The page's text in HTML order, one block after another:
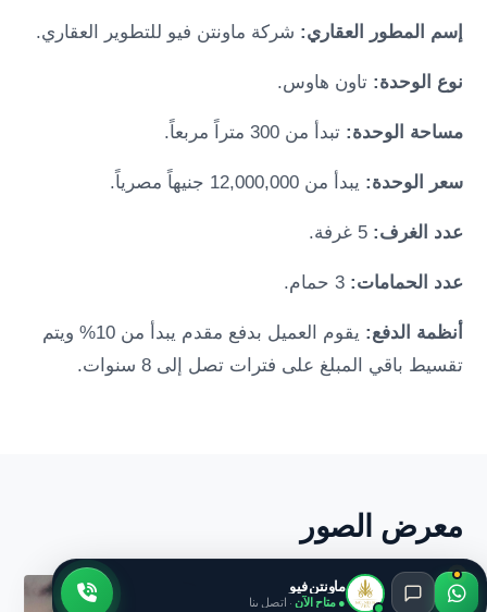
إسم المطور العقاري: شركة ماونتن فيو للتطوير العقاري.
نوع الوحدة: تاون هاوس.
مساحة الوحدة:تبدأ من 300 متراً مربعاً.
سعر الوحدة: يبدأ من 12,000,000 جنيهاً مصرياً.
عدد الغرف: 5 غرفة.
عدد الحمامات: 3 حمام.
أنظمة الدفع:
يقوم العميل بدفع مقدم يبدأ من 10% ويتم
تقسيط باقي المبلغ على فترات تصل إلى 8 سنوات.
معرض الصور
ماونتن فيو
● متاح الآن · اتصل بنا